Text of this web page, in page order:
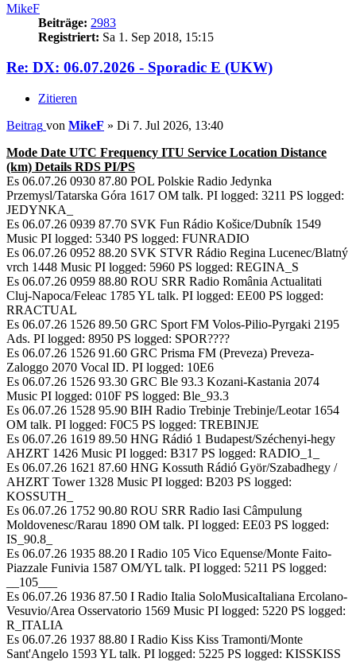
MikeF
Beiträge: 2983
Registriert: Sa 1. Sep 2018, 15:15
Re: DX: 06.07.2026 - Sporadic E (UKW)
Zitieren
Beitrag von MikeF » Di 7. Jul 2026, 13:40
Mode Date UTC Frequency ITU Service Location Distance
(km) Details RDS PI/PS
Es 06.07.26 0930 87.80 POL Polskie Radio Jedynka
Przemysl/Tatarska Góra 1617 OM talk. PI logged: 3211 PS logged:
JEDYNKA_
Es 06.07.26 0939 87.70 SVK Fun Rádio Košice/Dubník 1549
Music PI logged: 5340 PS logged: FUNRADIO
Es 06.07.26 0952 88.20 SVK STVR Rádio Regina Lucenec/Blatný
vrch 1448 Music PI logged: 5960 PS logged: REGINA_S
Es 06.07.26 0959 88.80 ROU SRR Radio România Actualitati
Cluj-Napoca/Feleac 1785 YL talk. PI logged: EE00 PS logged:
RRACTUAL
Es 06.07.26 1526 89.50 GRC Sport FM Volos-Pilio-Pyrgaki 2195
Ads. PI logged: 8950 PS logged: SPOR????
Es 06.07.26 1526 91.60 GRC Prisma FM (Preveza) Preveza-
Zaloggo 2070 Vocal ID. PI logged: 10E6
Es 06.07.26 1526 93.30 GRC Ble 93.3 Kozani-Kastania 2074
Music PI logged: 010F PS logged: Ble_93.3
Es 06.07.26 1528 95.90 BIH Radio Trebinje Trebinje/Leotar 1654
OM talk. PI logged: F0C5 PS logged: TREBINJE
Es 06.07.26 1619 89.50 HNG Rádió 1 Budapest/Széchenyi-hegy
AHZRT 1426 Music PI logged: B317 PS logged: RADIO_1_
Es 06.07.26 1621 87.60 HNG Kossuth Rádió Györ/Szabadhegy /
AHZRT Tower 1328 Music PI logged: B203 PS logged:
KOSSUTH_
Es 06.07.26 1752 90.80 ROU SRR Radio Iasi Câmpulung
Moldovenesc/Rarau 1890 OM talk. PI logged: EE03 PS logged:
IS_90.8_
Es 06.07.26 1935 88.20 I Radio 105 Vico Equense/Monte Faito-
Piazzale Funivia 1587 OM/YL talk. PI logged: 5211 PS logged:
__105___
Es 06.07.26 1936 87.50 I Radio Italia SoloMusicaItaliana Ercolano-
Vesuvio/Area Osservatorio 1569 Music PI logged: 5220 PS logged:
R_ITALIA
Es 06.07.26 1937 88.80 I Radio Kiss Kiss Tramonti/Monte
Sant'Angelo 1593 YL talk. PI logged: 5225 PS logged: KISSKISS